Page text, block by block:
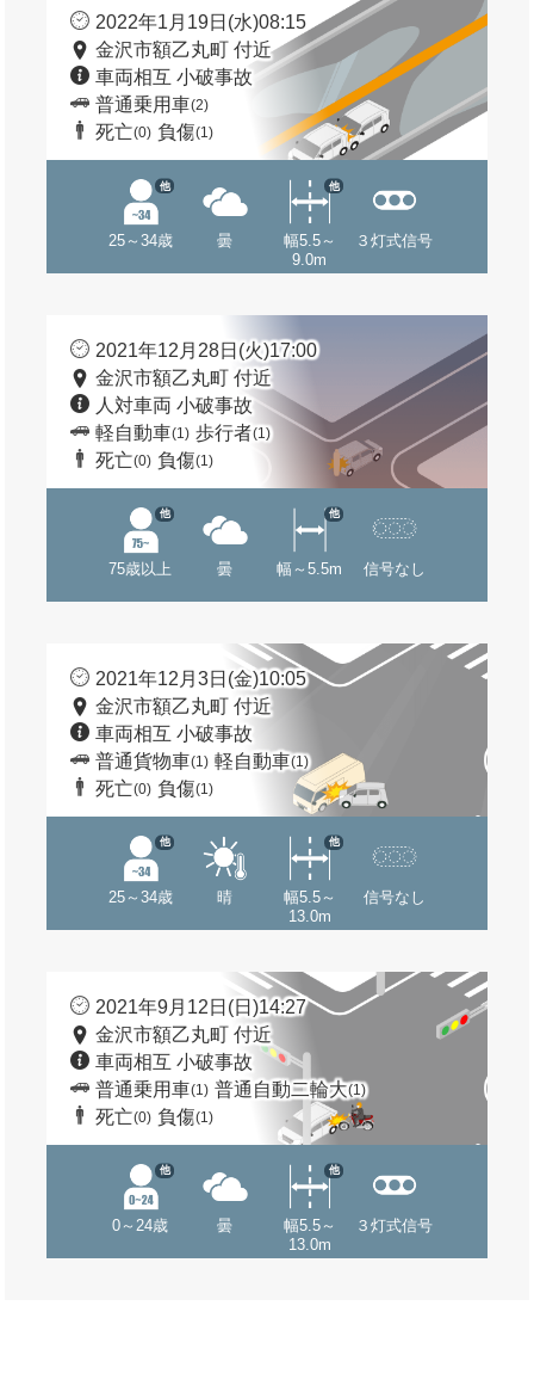
2022年1月19日(水)08:15
金沢市額乙丸町 付近
車両相互 小破事故
普通乗用車(2)
死亡(0) 負傷(1)
25～34歳
他
曇
幅5.5～
9.0m
他
３灯式信号
2021年12月28日(火)17:00
金沢市額乙丸町 付近
人対車両 小破事故
軽自動車(1) 歩行者(1)
死亡(0) 負傷(1)
75歳以上
他
曇 幅～5.5m
他
信号なし
2021年12月3日(金)10:05
金沢市額乙丸町 付近
車両相互 小破事故
普通貨物車(1) 軽自動車(1)
死亡(0) 負傷(1)
25～34歳
他
晴
幅5.5～
13.0m
他
信号なし
2021年9月12日(日)14:27
金沢市額乙丸町 付近
車両相互 小破事故
普通乗用車(1) 普通自動二輪大(1)
死亡(0) 負傷(1)
0～24歳
他
曇
幅5.5～
13.0m
他
３灯式信号